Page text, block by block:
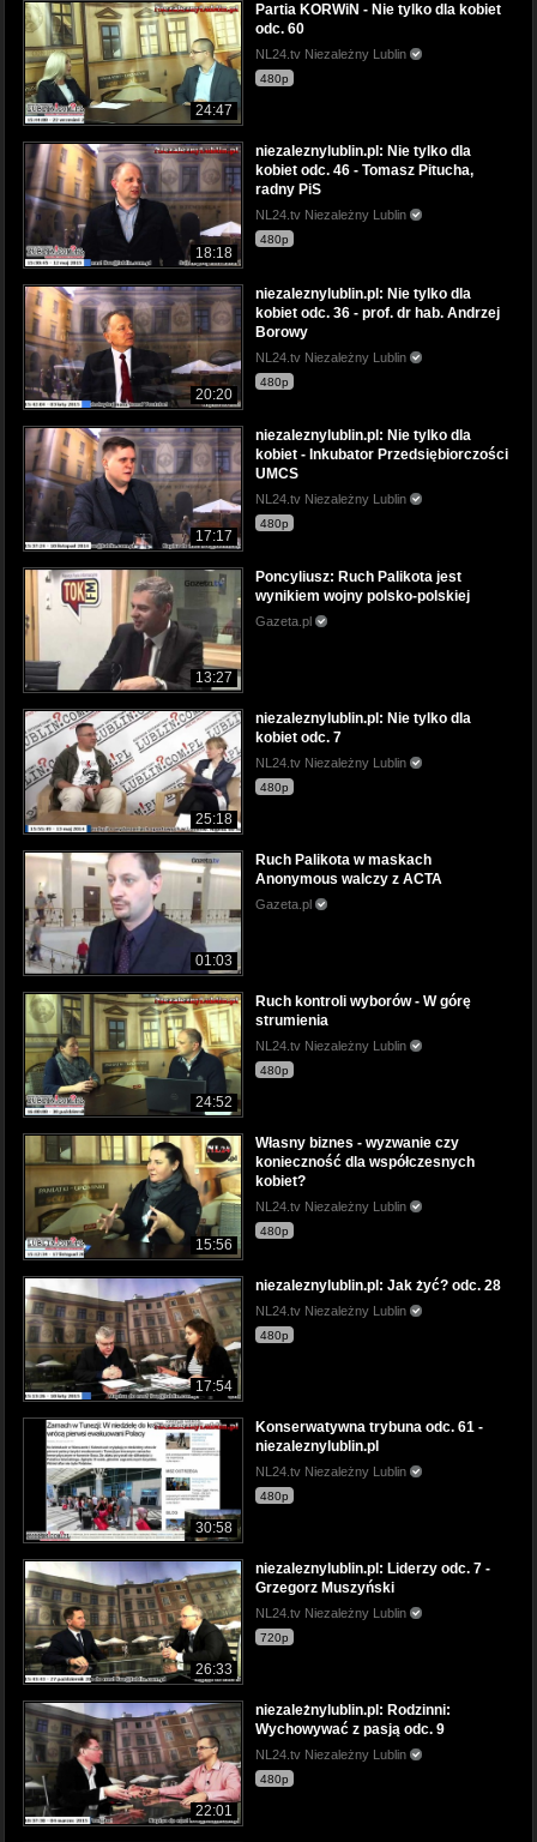
24:47
Partia KORWiN - Nie tylko dla kobiet
odc. 60
NL24.tv Niezależny Lublin
480p
18:18
niezaleznylublin.pl: Nie tylko dla
kobiet odc. 46 - Tomasz Pitucha,
radny PiS
NL24.tv Niezależny Lublin
480p
20:20
niezaleznylublin.pl: Nie tylko dla
kobiet odc. 36 - prof. dr hab. Andrzej
Borowy
NL24.tv Niezależny Lublin
480p
17:17
niezaleznylublin.pl: Nie tylko dla
kobiet - Inkubator Przedsiębiorczości
UMCS
NL24.tv Niezależny Lublin
480p
13:27
Poncyliusz: Ruch Palikota jest
wynikiem wojny polsko-polskiej
Gazeta.pl
25:18
niezaleznylublin.pl: Nie tylko dla
kobiet odc. 7
NL24.tv Niezależny Lublin
480p
01:03
Ruch Palikota w maskach
Anonymous walczy z ACTA
Gazeta.pl
24:52
Ruch kontroli wyborów - W górę
strumienia
NL24.tv Niezależny Lublin
480p
15:56
Własny biznes - wyzwanie czy
konieczność dla współczesnych
kobiet?
NL24.tv Niezależny Lublin
480p
17:54
niezaleznylublin.pl: Jak żyć? odc. 28
NL24.tv Niezależny Lublin
480p
30:58
Konserwatywna trybuna odc. 61 -
niezaleznylublin.pl
NL24.tv Niezależny Lublin
480p
26:33
niezaleznylublin.pl: Liderzy odc. 7 -
Grzegorz Muszyński
NL24.tv Niezależny Lublin
720p
22:01
niezależnylublin.pl: Rodzinni:
Wychowywać z pasją odc. 9
NL24.tv Niezależny Lublin
480p